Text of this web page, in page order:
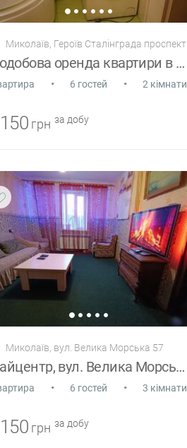
Миколаїв, Героїв Сталінграда проспект
Подобова оренда квартири в Миколаєві
• 6 гостей • 2 кімнати
грн за добу
Миколаїв, вул. Велика Морська 57
Найцентр, вул. Велика Морська 57
• 6 гостей • 3 кімнати
грн за добу